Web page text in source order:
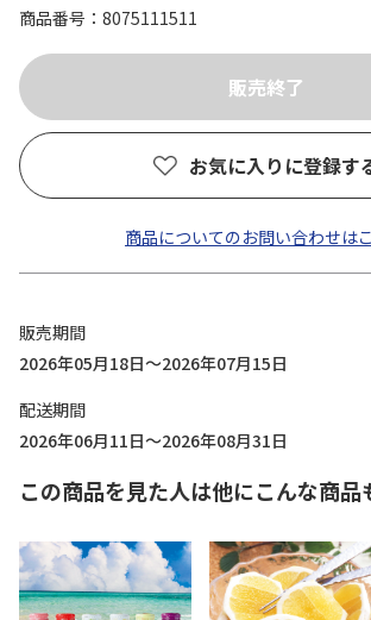
商品番号
8075111511
お気に入りに登録す
商品についてのお問い合わせは
販売期間
2026年05月18日～2026年07月15日
配送期間
2026年06月11日～2026年08月31日
この商品を見た人は他にこんな商品